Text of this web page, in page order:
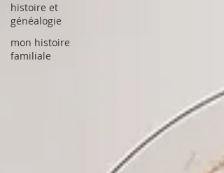
histoire et
généalogie
mon histoire
familiale